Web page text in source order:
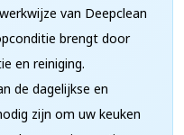
van Deepclean
brengt door
en reiniging.
de dagelijkse en
zijn om uw keuken